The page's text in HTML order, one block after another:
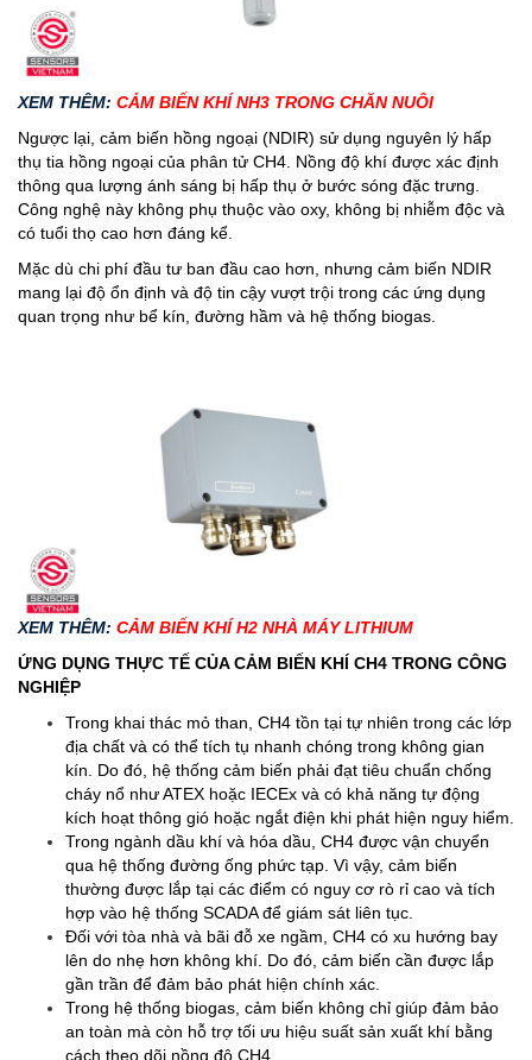
XEM THÊM: CẢM BIẾN KHÍ NH3 TRONG CHĂN NUÔI
Ngược lại, cảm biến hồng ngoại (NDIR) sử dụng nguyên lý hấp
thụ tia hồng ngoại của phân tử CH4. Nồng độ khí được xác định
thông qua lượng ánh sáng bị hấp thụ ở bước sóng đặc trưng.
Công nghệ này không phụ thuộc vào oxy, không bị nhiễm độc và
có tuổi thọ cao hơn đáng kể.
Mặc dù chi phí đầu tư ban đầu cao hơn, nhưng cảm biến NDIR
mang lại độ ổn định và độ tin cậy vượt trội trong các ứng dụng
quan trọng như bể kín, đường hầm và hệ thống biogas.
XEM THÊM: CẢM BIẾN KHÍ H2 NHÀ MÁY LITHIUM
ỨNG DỤNG THỰC TẾ CỦA CẢM BIẾN KHÍ CH4 TRONG CÔNG
NGHIỆP
Trong khai thác mỏ than, CH4 tồn tại tự nhiên trong các lớp
địa chất và có thể tích tụ nhanh chóng trong không gian
kín. Do đó, hệ thống cảm biến phải đạt tiêu chuẩn chống
cháy nổ như ATEX hoặc IECEx và có khả năng tự động
kích hoạt thông gió hoặc ngắt điện khi phát hiện nguy hiểm.
Trong ngành dầu khí và hóa dầu, CH4 được vận chuyển
qua hệ thống đường ống phức tạp. Vì vậy, cảm biến
thường được lắp tại các điểm có nguy cơ rò rỉ cao và tích
hợp vào hệ thống SCADA để giám sát liên tục.
Đối với tòa nhà và bãi đỗ xe ngầm, CH4 có xu hướng bay
lên do nhẹ hơn không khí. Do đó, cảm biến cần được lắp
gần trần để đảm bảo phát hiện chính xác.
Trong hệ thống biogas, cảm biến không chỉ giúp đảm bảo
an toàn mà còn hỗ trợ tối ưu hiệu suất sản xuất khí bằng
cách theo dõi nồng độ CH4.